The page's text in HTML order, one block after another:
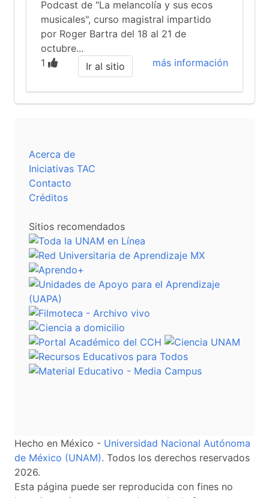
Podcast de "La melancolía y sus ecos
musicales", curso magistral impartido
por Roger Bartra del 18 al 21 de
octubre...
1
más información
Ir al sitio
Acerca de
Iniciativas TAC
Contacto
Créditos
Sitios recomendados
Hecho en México - Universidad Nacional Autónoma
de México (UNAM). Todos los derechos reservados
2026.
Esta página puede ser reproducida con fines no